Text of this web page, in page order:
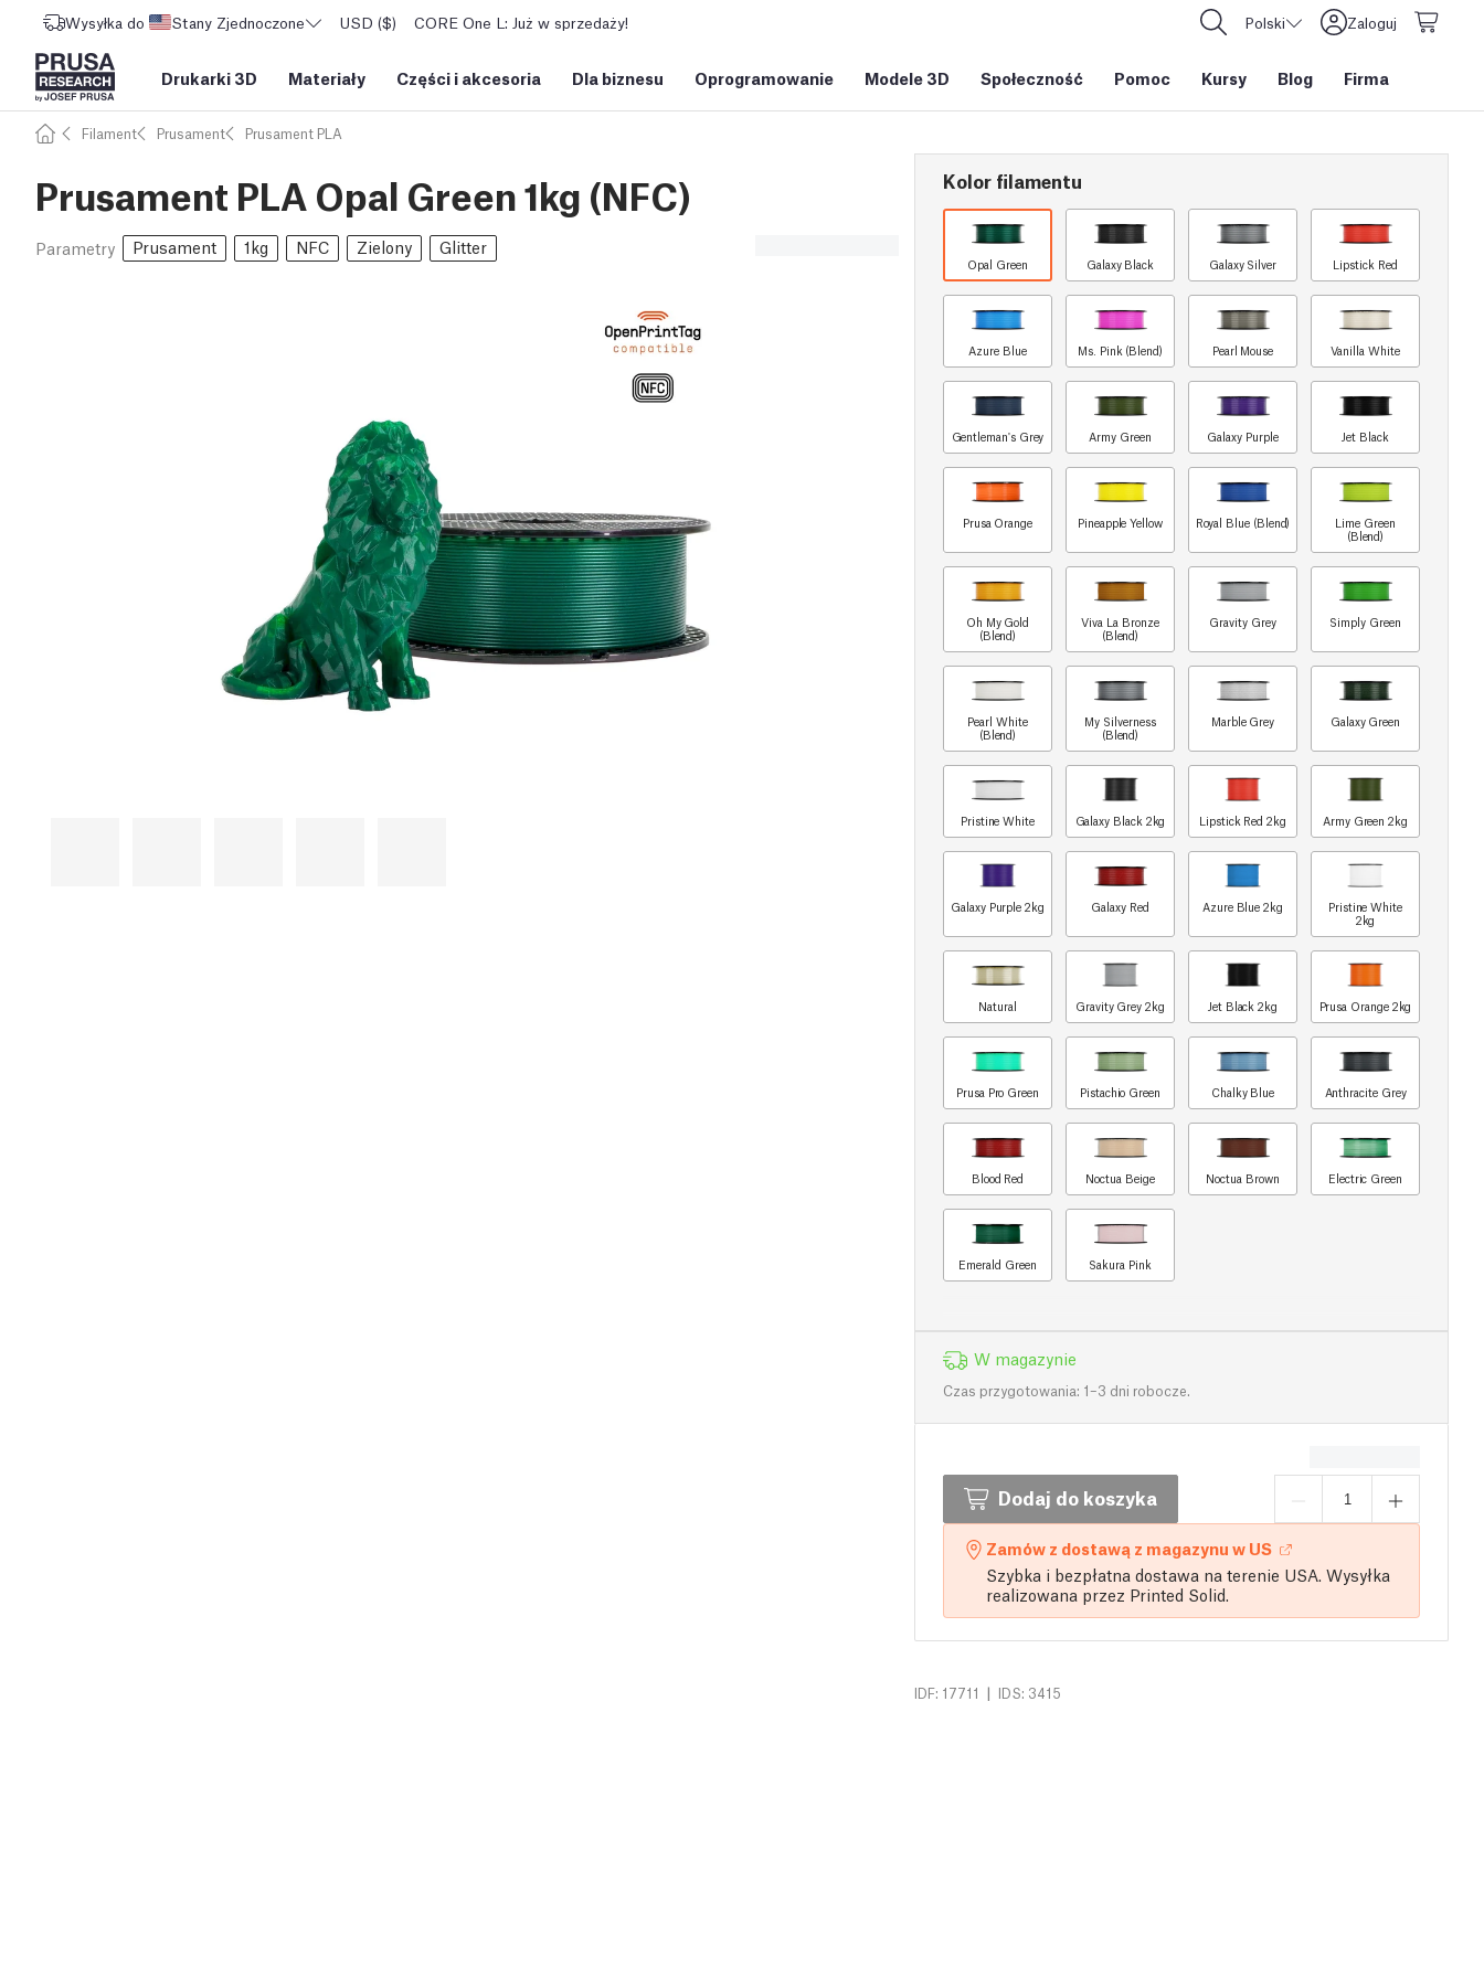
Wysyłka do Stany Zjednoczone USD ($) CORE One L: Już w sprzedaży! Polski Zaloguj
Drukarki 3D Materiały Części i akcesoria Dla biznesu Oprogramowanie Modele 3D Społeczność Pomoc Kursy Blog Firma
Filament Prusament Prusament PLA
Prusament PLA Opal Green 1kg (NFC)
Parametry Prusament 1kg NFC Zielony Glitter
Kolor filamentu
Opal Green Galaxy Black Galaxy Silver Lipstick Red
Azure Blue Ms. Pink (Blend) Pearl Mouse Vanilla White
Gentleman's Grey Army Green Galaxy Purple Jet Black
Prusa Orange Pineapple Yellow Royal Blue (Blend)
Lime Green
(Blend)
Oh My Gold
(Blend)
Viva La Bronze
(Blend)
Gravity Grey Simply Green
Pearl White
(Blend)
My Silverness
(Blend)
Marble Grey Galaxy Green
Pristine White Galaxy Black 2kg Lipstick Red 2kg Army Green 2kg
Galaxy Purple 2kg Galaxy Red Azure Blue 2kg
Pristine White
2kg
Natural Gravity Grey 2kg Jet Black 2kg Prusa Orange 2kg
Prusa Pro Green Pistachio Green Chalky Blue Anthracite Grey
Blood Red Noctua Beige Noctua Brown Electric Green
Emerald Green Sakura Pink
W magazynie
Czas przygotowania: 1–3 dni robocze.
Dodaj do koszyka
Zamów z dostawą z magazynu w US
Szybka i bezpłatna dostawa na terenie USA. Wysyłka
realizowana przez Printed Solid.
IDF: 17711 | IDS: 3415